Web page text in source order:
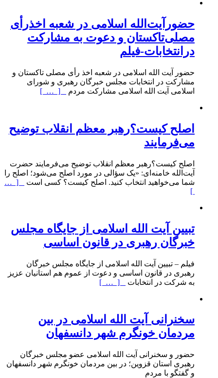
حضورآیت‌الله اسلامی در شعبه اخذرأی
مصلی‌تاکستان و دعوت به مشارکت
درانتخابات-فیلم
حضور آیت الله اسلامی در شعبه اخذ رأی مصلی تاکستان و
مشارکت در انتخابات مجلس خبرگان رهبری و شورای
اسلامی آیت الله اسلامی مشارکت مردم
[ … ]
اصلح کیست؟رهبر معظم انقلاب توضیح
می‌فرمایند
اصلح کیست؟رهبر معظم انقلاب توضیح می‌فرمایند حضرت
آیت‌الله خامنه‌ای: «یک سؤالی در مورد اصلح می‌شود؛ اصلح را
شما می‌خواهید انتخاب کنید. اصلح کیست؟ کسی است
[ …
]
تبیین آیت الله اسلامی از جایگاه مجلس
خبرگان رهبری در قانون اساسی
فیلم – تبیین آیت الله اسلامی از جایگاه مجلس خبرگان
رهبری در قانون اساسی و دعوت از عموم هم استانیان عزیز
به شرکت در انتخابات
[ … ]
سخنرانی آیت الله اسلامی در بین
مردمان خونگرم شهر دانسفهان
حضور و سخنرانی آیت الله اسلامی عضو مجلس خبرگان
رهبری استان قزوین؛ در بین مردمان خونگرم شهر دانسفهان
و گفتگو با مردم